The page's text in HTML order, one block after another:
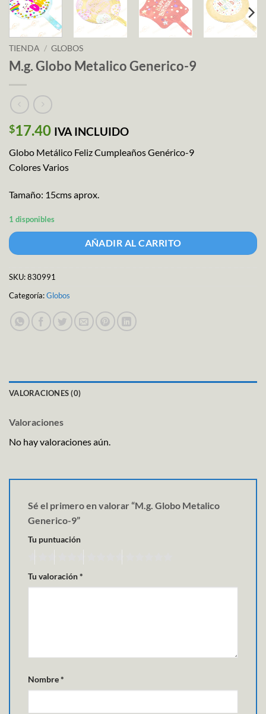
TIENDA / GLOBOS
M.g. Globo Metalico Generico-9
$17.40 IVA INCLUIDO
Globo Metálico Feliz Cumpleaños Genérico-9
Colores Varios
Tamaño: 15cms aprox.
1 disponibles
AÑADIR AL CARRITO
SKU:830991
Categoría:Globos
VALORACIONES (0)
Valoraciones
No hay valoraciones aún.
Sé el primero en valorar “M.g. Globo Metalico
Generico-9”
Tu puntuación
Tu valoración*
Nombre*